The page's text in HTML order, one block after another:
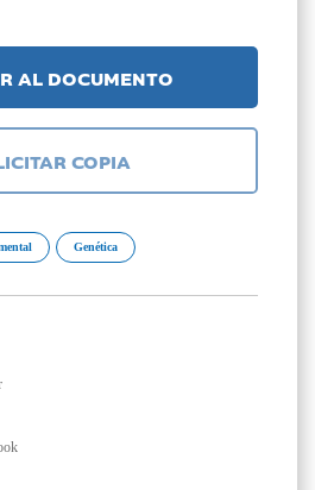
AL DOCUMENTO
COPIA
Genética